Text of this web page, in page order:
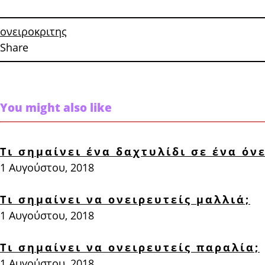
ονειροκριτης
Share
You might also like
Τι σημαίνει ένα δαχτυλίδι σε ένα
1 Αυγούστου, 2018
Τι σημαίνει να ονειρευτείς μαλλιά;
1 Αυγούστου, 2018
Τι σημαίνει να ονειρευτείς παραλία;